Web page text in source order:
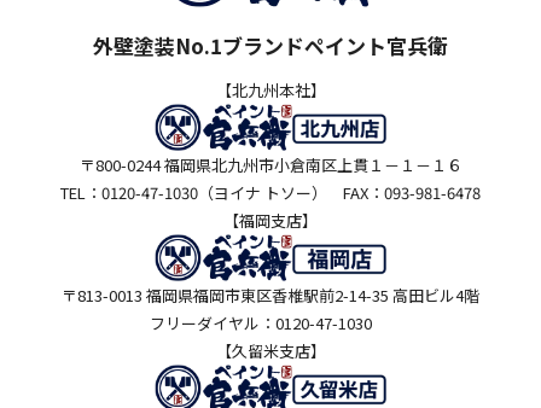
外壁塗装No.1ブランドペイント官兵衛
【北九州本社】
〒800-0244 福岡県北九州市小倉南区上貫１－１－１６
TEL：0120-47-1030（ヨイナ トソー） FAX：093-981-6478
【福岡支店】
〒813-0013 福岡県福岡市東区香椎駅前2-14-35 高田ビル4階
フリーダイヤル：0120-47-1030
【久留米支店】